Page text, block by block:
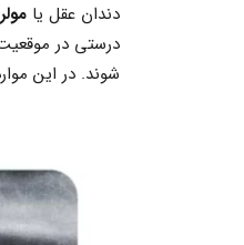
دندان عقل یا
درستی در
شوند. در این